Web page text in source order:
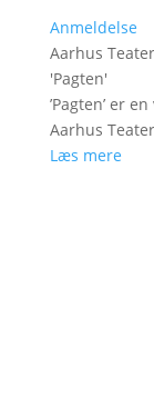
Anmeldelse
Aarhus Teater
'Pagten'
’Pagten’ er
Aarhus
Læs mere